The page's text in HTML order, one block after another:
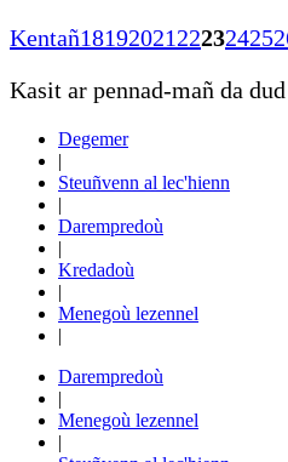
Kentañ1819202122232425
Kasit ar pennad-mañ da
Degemer
|
Steuñvenn al lec'hienn
|
Darempredoù
|
Kredadoù
|
Menegoù lezennel
|
Darempredoù
|
Menegoù lezennel
|